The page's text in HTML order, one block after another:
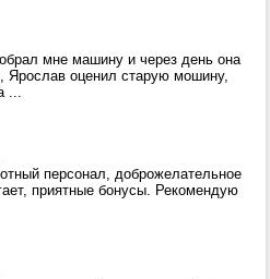
мне машину и через день она
Ярослав оценил старую мошину,
...
персонал, доброжелательное
приятные бонусы. Рекомендую